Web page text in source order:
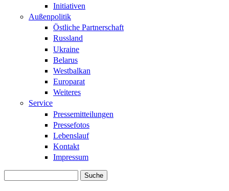
Initiativen
Außenpolitik
Östliche Partnerschaft
Russland
Ukraine
Belarus
Westbalkan
Europarat
Weiteres
Service
Pressemitteilungen
Pressefotos
Lebenslauf
Kontakt
Impressum